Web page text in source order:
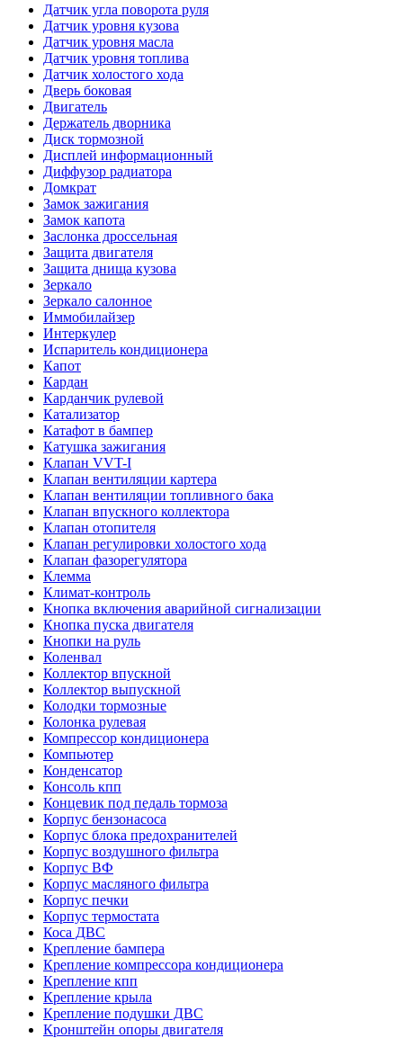
Датчик угла поворота руля
Датчик уровня кузова
Датчик уровня масла
Датчик уровня топлива
Датчик холостого хода
Дверь боковая
Двигатель
Держатель дворника
Диск тормозной
Дисплей информационный
Диффузор радиатора
Домкрат
Замок зажигания
Замок капота
Заслонка дроссельная
Защита двигателя
Защита днища кузова
Зеркало
Зеркало салонное
Иммобилайзер
Интеркулер
Испаритель кондиционера
Капот
Кардан
Карданчик рулевой
Катализатор
Катафот в бампер
Катушка зажигания
Клапан VVT-I
Клапан вентиляции картера
Клапан вентиляции топливного бака
Клапан впускного коллектора
Клапан отопителя
Клапан регулировки холостого хода
Клапан фазорегулятора
Клемма
Климат-контроль
Кнопка включения аварийной сигнализации
Кнопка пуска двигателя
Кнопки на руль
Коленвал
Коллектор впускной
Коллектор выпускной
Колодки тормозные
Колонка рулевая
Компрессор кондиционера
Компьютер
Конденсатор
Консоль кпп
Концевик под педаль тормоза
Корпус бензонасоса
Корпус блока предохранителей
Корпус воздушного фильтра
Корпус ВФ
Корпус масляного фильтра
Корпус печки
Корпус термостата
Коса ДВС
Крепление бампера
Крепление компрессора кондиционера
Крепление кпп
Крепление крыла
Крепление подушки ДВС
Кронштейн опоры двигателя